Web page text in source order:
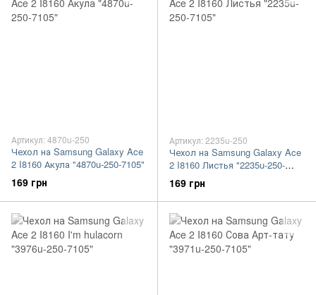
Артикул: 4870u-250
Чехол на Samsung Galaxy Ace
2 I8160 Акула "4870u-250-7105"
169 грн
Артикул: 2235u-250
Чехол на Samsung Galaxy Ace
2 I8160 Листья "2235u-250-
7105"
169 грн